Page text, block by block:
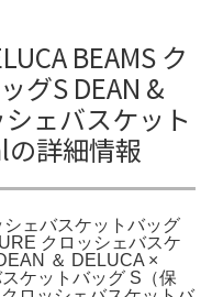
BEAMS ク
グS DEAN &
シェバスケット
の詳細情報
ェバスケットバッグ
クロッシェバスケ
＆ DELUCA ×
ケットバッグ S（保